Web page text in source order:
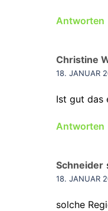
Antworten
Christine
18. JANUAR
Ist gut das
Antworten
Schneider
18. JANUAR
solche